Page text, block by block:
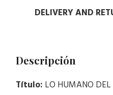
DELIVERY AND
Descripción
Título: LO HUMANO DEL